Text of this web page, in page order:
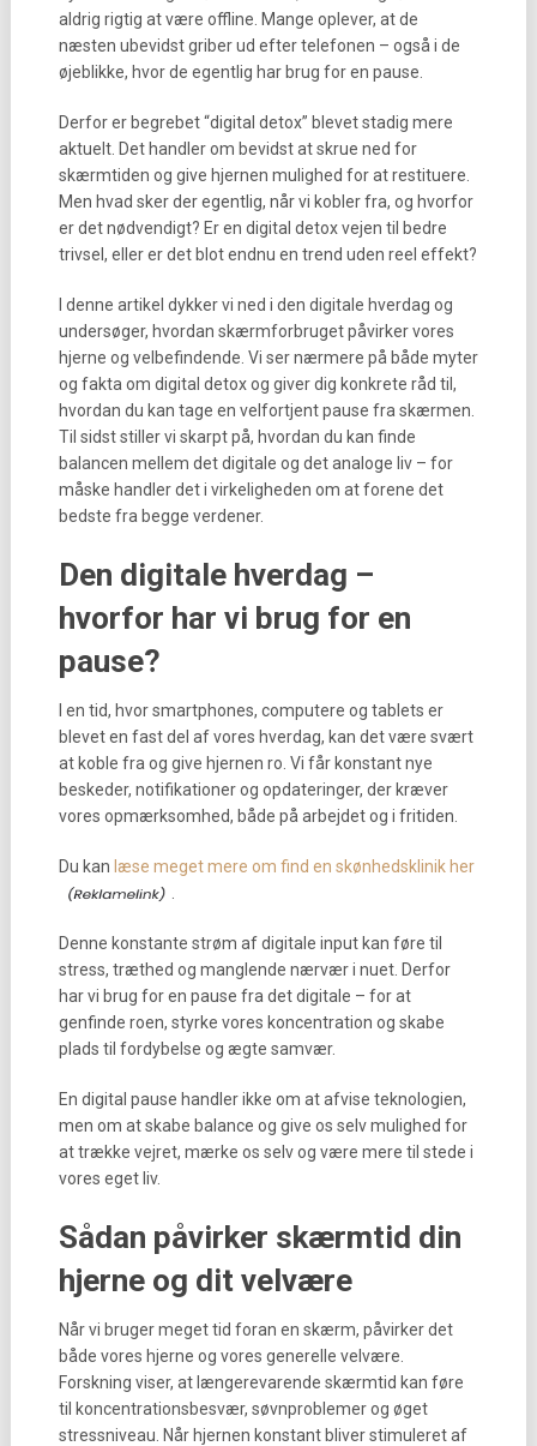
aldrig rigtig at være offline. Mange oplever, at de
næsten ubevidst griber ud efter telefonen – også i de
øjeblikke, hvor de egentlig har brug for en pause.
Derfor er begrebet “digital detox” blevet stadig mere
aktuelt. Det handler om bevidst at skrue ned for
skærmtiden og give hjernen mulighed for at restituere.
Men hvad sker der egentlig, når vi kobler fra, og hvorfor
er det nødvendigt? Er en digital detox vejen til bedre
trivsel, eller er det blot endnu en trend uden reel effekt?
I denne artikel dykker vi ned i den digitale hverdag og
undersøger, hvordan skærmforbruget påvirker vores
hjerne og velbefindende. Vi ser nærmere på både myter
og fakta om digital detox og giver dig konkrete råd til,
hvordan du kan tage en velfortjent pause fra skærmen.
Til sidst stiller vi skarpt på, hvordan du kan finde
balancen mellem det digitale og det analoge liv – for
måske handler det i virkeligheden om at forene det
bedste fra begge verdener.
Den digitale hverdag –
hvorfor har vi brug for en
pause?
I en tid, hvor smartphones, computere og tablets er
blevet en fast del af vores hverdag, kan det være svært
at koble fra og give hjernen ro. Vi får konstant nye
beskeder, notifikationer og opdateringer, der kræver
vores opmærksomhed, både på arbejdet og i fritiden.
Du kan læse meget mere om find en skønhedsklinik her
Denne konstante strøm af digitale input kan føre til
stress, træthed og manglende nærvær i nuet. Derfor
har vi brug for en pause fra det digitale – for at
genfinde roen, styrke vores koncentration og skabe
plads til fordybelse og ægte samvær.
En digital pause handler ikke om at afvise teknologien,
men om at skabe balance og give os selv mulighed for
at trække vejret, mærke os selv og være mere til stede i
vores eget liv.
Sådan påvirker skærmtid din
hjerne og dit velvære
Når vi bruger meget tid foran en skærm, påvirker det
både vores hjerne og vores generelle velvære.
Forskning viser, at længerevarende skærmtid kan føre
til koncentrationsbesvær, søvnproblemer og øget
stressniveau. Når hjernen konstant bliver stimuleret af